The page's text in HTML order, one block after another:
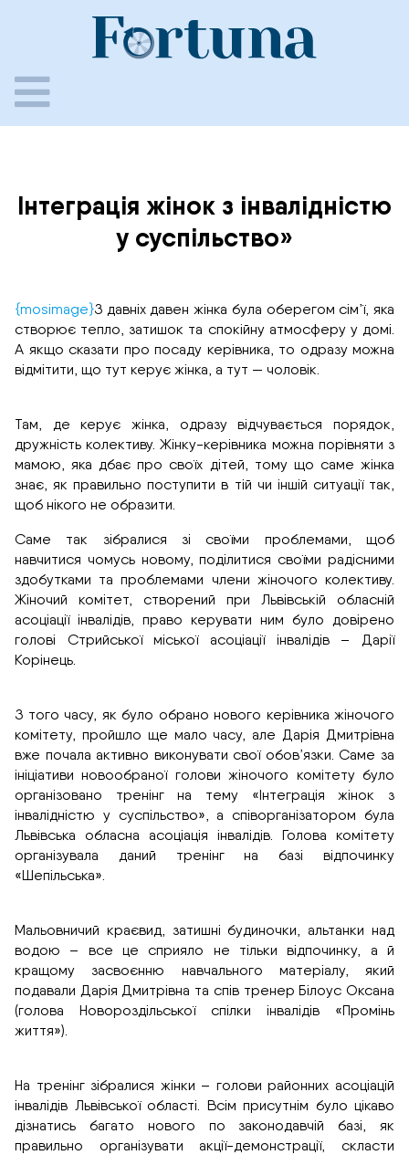
Інтеграція жінок з інвалідністю
у суспільство»
{mosimage}З давніх давен жінка була оберегом сім’ї, яка
створює тепло, затишок та спокійну атмосферу у домі.
А якщо сказати про посаду керівника, то одразу можна
відмітити, що тут керує жінка, а тут — чоловік.
Там, де керує жінка, одразу відчувається порядок,
дружність колективу. Жінку-керівника можна порівняти з
мамою, яка дбає про своїх дітей, тому що саме жінка
знає, як правильно поступити в тій чи іншій ситуації так,
щоб нікого не образити.
Саме так зібралися зі своїми проблемами, щоб
навчитися чомусь новому, поділитися своїми радісними
здобутками та проблемами члени жіночого колективу.
Жіночий комітет, створений при Львівській обласній
асоціації інвалідів, право керувати ним було довірено
голові Стрийської міської асоціації інвалідів – Дарії
Корінець.
З того часу, як було обрано нового керівника жіночого
комітету, пройшло ще мало часу, але Дарія Дмитрівна
вже почала активно виконувати свої обов’язки. Саме за
ініціативи новообраної голови жіночого комітету було
організовано тренінг на тему «Інтеграція жінок з
інвалідністю у суспільство», а співорганізатором була
Львівська обласна асоціація інвалідів. Голова комітету
організувала даний тренінг на базі відпочинку
«Шепільська».
Мальовничий краєвид, затишні будиночки, альтанки над
водою – все це сприяло не тільки відпочинку, а й
кращому засвоєнню навчального матеріалу, який
подавали Дарія Дмитрівна та спів тренер Білоус Оксана
(голова Новороздільської спілки інвалідів «Промінь
життя»).
На тренінг зібралися жінки – голови районних асоціацій
інвалідів Львівської області. Всім присутнім було цікаво
дізнатись багато нового по законодавчій базі, як
правильно організувати акції-демонстрації, скласти